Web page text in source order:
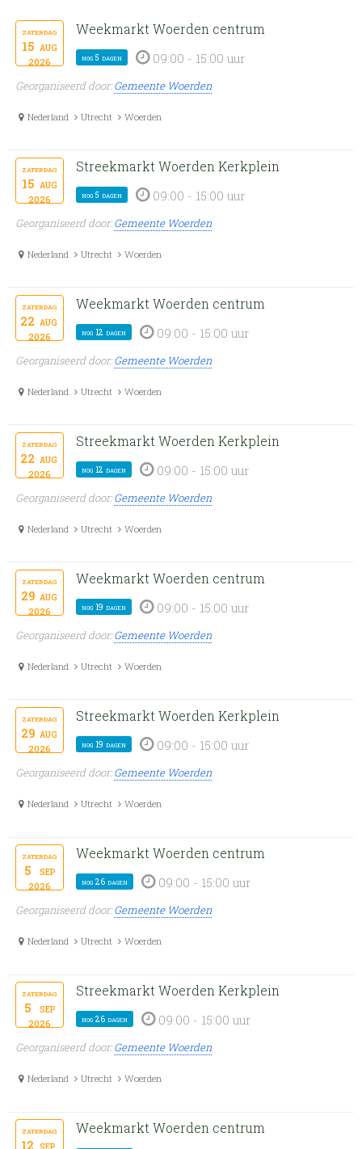
zaterdag
15 aug
2026
Weekmarkt Woerden centrum
nog 5 dagen 09:00 - 15:00 uur
Georganiseerd door:Gemeente Woerden
Nederland Utrecht Woerden
zaterdag
15 aug
2026
Streekmarkt Woerden Kerkplein
nog 5 dagen 09:00 - 15:00 uur
Georganiseerd door:Gemeente Woerden
Nederland Utrecht Woerden
zaterdag
22 aug
2026
Weekmarkt Woerden centrum
nog 12 dagen 09:00 - 15:00 uur
Georganiseerd door:Gemeente Woerden
Nederland Utrecht Woerden
zaterdag
22 aug
2026
Streekmarkt Woerden Kerkplein
nog 12 dagen 09:00 - 15:00 uur
Georganiseerd door:Gemeente Woerden
Nederland Utrecht Woerden
zaterdag
29 aug
2026
Weekmarkt Woerden centrum
nog 19 dagen 09:00 - 15:00 uur
Georganiseerd door:Gemeente Woerden
Nederland Utrecht Woerden
zaterdag
29 aug
2026
Streekmarkt Woerden Kerkplein
nog 19 dagen 09:00 - 15:00 uur
Georganiseerd door:Gemeente Woerden
Nederland Utrecht Woerden
zaterdag
5 sep
2026
Weekmarkt Woerden centrum
nog 26 dagen 09:00 - 15:00 uur
Georganiseerd door:Gemeente Woerden
Nederland Utrecht Woerden
zaterdag
5 sep
2026
Streekmarkt Woerden Kerkplein
nog 26 dagen 09:00 - 15:00 uur
Georganiseerd door:Gemeente Woerden
Nederland Utrecht Woerden
zaterdag
12 sep
Weekmarkt Woerden centrum